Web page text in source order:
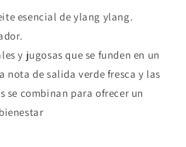
esencial de ylang ylang.
y jugosas que se funden en un
nota de salida verde fresca y las
se combinan para ofrecer un